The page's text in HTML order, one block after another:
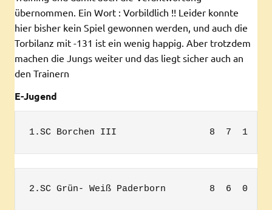
übernommen. Ein Wort : Vorbildlich !! Leider konnte
hier bisher kein Spiel gewonnen werden, und auch die
Torbilanz mit -131 ist ein wenig happig. Aber trotzdem
machen die Jungs weiter und das liegt sicher auch an
den Trainern
E-Jugend
1.SC Borchen III                 8  7  1  0
2.SC Grün- Weiß Paderborn        8  6  0  2